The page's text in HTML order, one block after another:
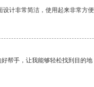
计非常简洁，使用起来非常方
帮手，让我能够轻松找到目的地